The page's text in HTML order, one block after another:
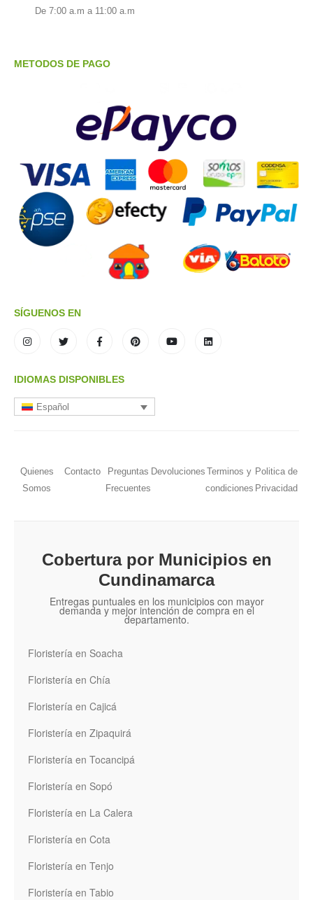
De 7:00 a.m a 11:00 a.m
METODOS DE PAGO
SÍGUENOS EN
IDIOMAS DISPONIBLES
Español
Quienes
Somos
Contacto
Preguntas
Frecuentes
Devoluciones Terminos y
condiciones
Politica de
Privacidad
Cobertura por Municipios en
Cundinamarca
Entregas puntuales en los municipios con mayor
demanda y mejor intención de compra en el
departamento.
Floristería en Soacha
Floristería en Chía
Floristería en Cajicá
Floristería en Zipaquirá
Floristería en Tocancipá
Floristería en Sopó
Floristería en La Calera
Floristería en Cota
Floristería en Tenjo
Floristería en Tabio